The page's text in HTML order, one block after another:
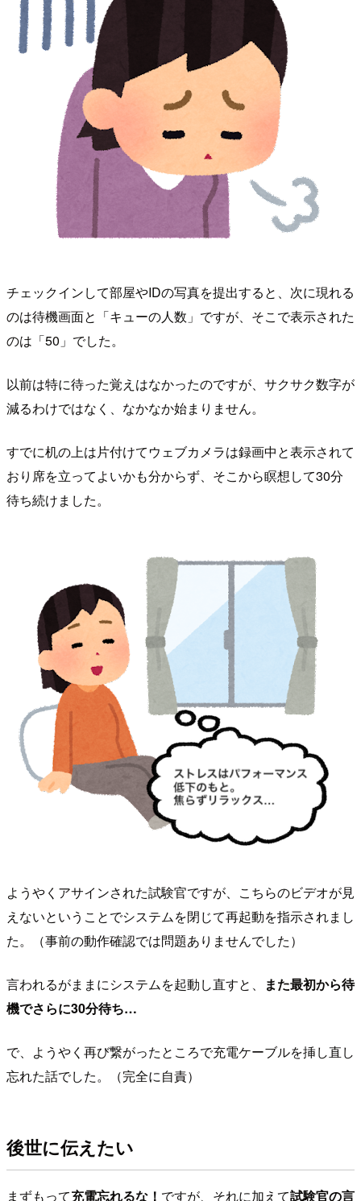
チェックインして部屋やIDの写真を提出すると、次に現れる
のは待機画面と「キューの人数」ですが、そこで表示された
のは「50」でした。
以前は特に待った覚えはなかったのですが、サクサク数字が
減るわけではなく、なかなか始まりません。
すでに机の上は片付けてウェブカメラは録画中と表示されて
おり席を立ってよいかも分からず、そこから瞑想して30分
待ち続けました。
ようやくアサインされた試験官ですが、こちらのビデオが見
えないということでシステムを閉じて再起動を指示されまし
た。（事前の動作確認では問題ありませんでした）
言われるがままにシステムを起動し直すと、
また最初から待
機でさらに30分待ち…
で、ようやく再び繋がったところで充電ケーブルを挿し直し
忘れた話でした。（完全に自責）
後世に伝えたい
まずもって充電忘れるな！ ですが、それに加えて試験官の言